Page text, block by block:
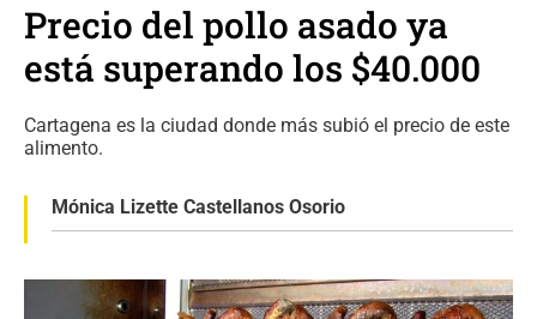
Precio del pollo asado ya
está superando los $40.000
Cartagena es la ciudad donde más subió el precio de este
alimento.
Mónica Lizette Castellanos Osorio